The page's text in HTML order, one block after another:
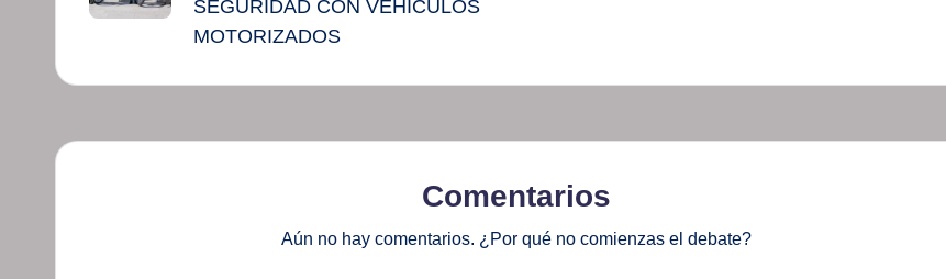
SEGURIDAD CON VEHICULOS
MOTORIZADOS
Comentarios
Aún no hay comentarios. ¿Por qué no comienzas el debate?